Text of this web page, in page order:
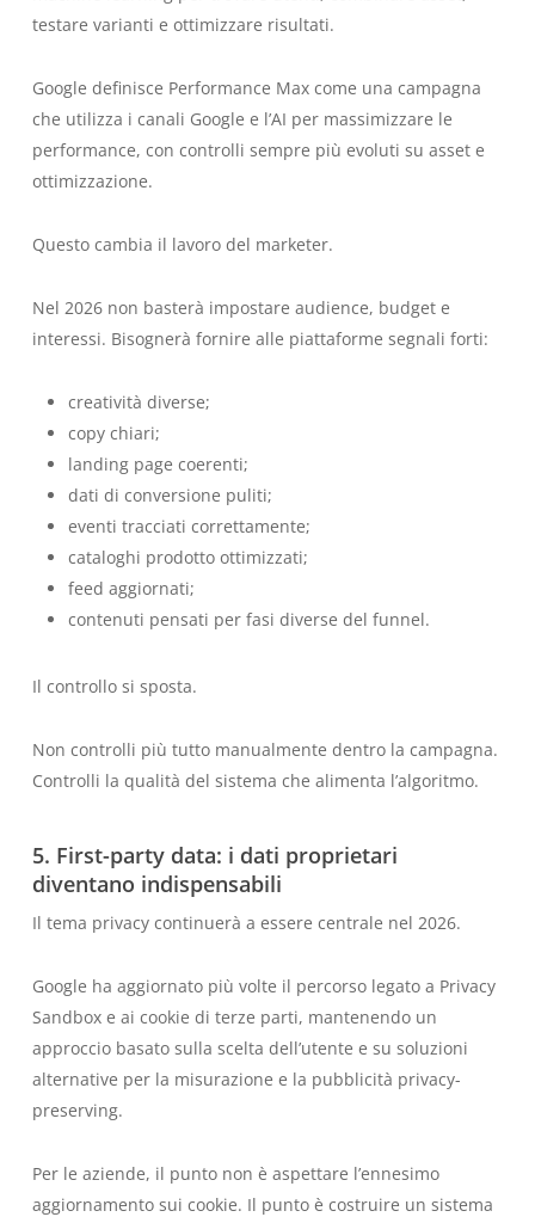
testare varianti e ottimizzare risultati.
Google definisce Performance Max come una campagna
che utilizza i canali Google e l’AI per massimizzare le
performance, con controlli sempre più evoluti su asset e
ottimizzazione.
Questo cambia il lavoro del marketer.
Nel 2026 non basterà impostare audience, budget e
interessi. Bisognerà fornire alle piattaforme segnali forti:
creatività diverse;
copy chiari;
landing page coerenti;
dati di conversione puliti;
eventi tracciati correttamente;
cataloghi prodotto ottimizzati;
feed aggiornati;
contenuti pensati per fasi diverse del funnel.
Il controllo si sposta.
Non controlli più tutto manualmente dentro la campagna.
Controlli la qualità del sistema che alimenta l’algoritmo.
5. First-party data: i dati proprietari
diventano indispensabili
Il tema privacy continuerà a essere centrale nel 2026.
Google ha aggiornato più volte il percorso legato a Privacy
Sandbox e ai cookie di terze parti, mantenendo un
approccio basato sulla scelta dell’utente e su soluzioni
alternative per la misurazione e la pubblicità privacy-
preserving.
Per le aziende, il punto non è aspettare l’ennesimo
aggiornamento sui cookie. Il punto è costruire un sistema